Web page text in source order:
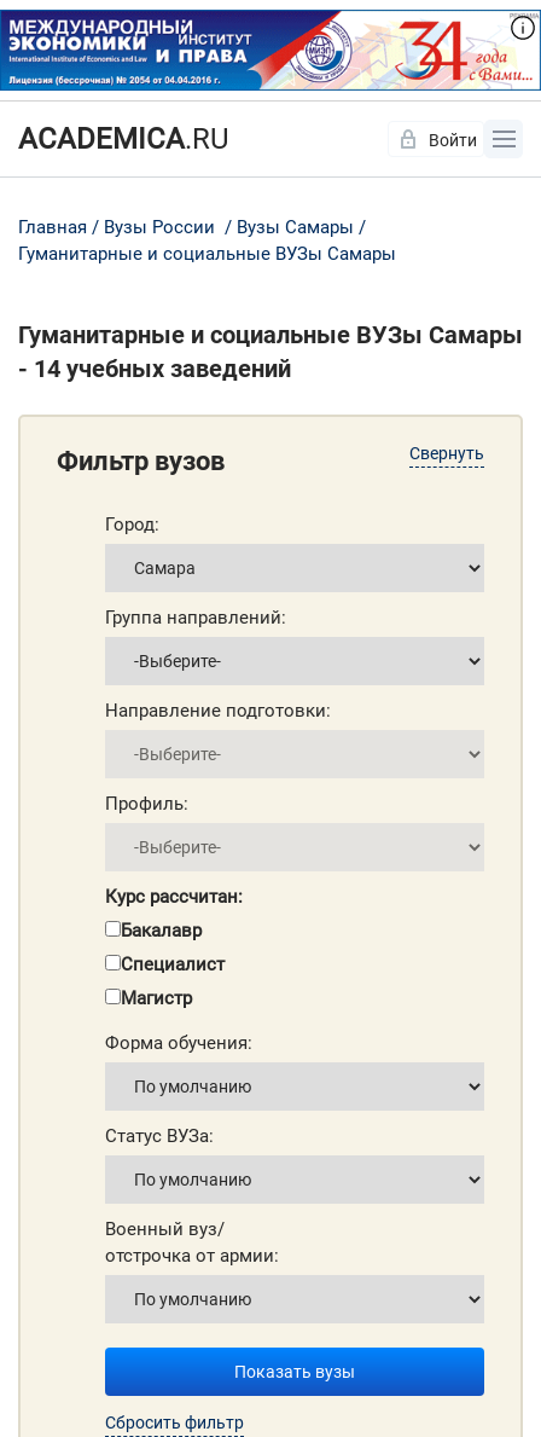
ACADEMICA.RU Войти
Главная Вузы России
Вузы Самары
Гуманитарные и социальные ВУЗы Самары
Гуманитарные и социальные ВУЗы Самары
- 14 учебных заведений
Свернуть
Фильтр вузов
Город:
Группа направлений:
Направление подготовки:
Профиль:
Курс рассчитан:
Бакалавр
Специалист
Магистр
Форма обучения:
Статус ВУЗа:
Военный вуз/
отстрочка от армии:
Показать вузы
Сбросить фильтр
Да Нет